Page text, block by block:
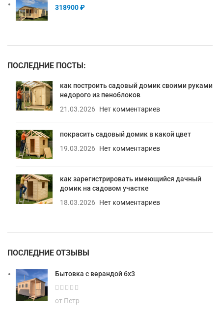
318900₽
ПОСЛЕДНИЕ ПОСТЫ:
как построить садовый домик своими руками
недорого из пеноблоков
21.03.2026
Нет комментариев
покрасить садовый домик в какой цвет
19.03.2026
Нет комментариев
как зарегистрировать имеющийся дачный
домик на садовом участке
18.03.2026
Нет комментариев
ПОСЛЕДНИЕ ОТЗЫВЫ
Бытовка с верандой 6х3
от Петр